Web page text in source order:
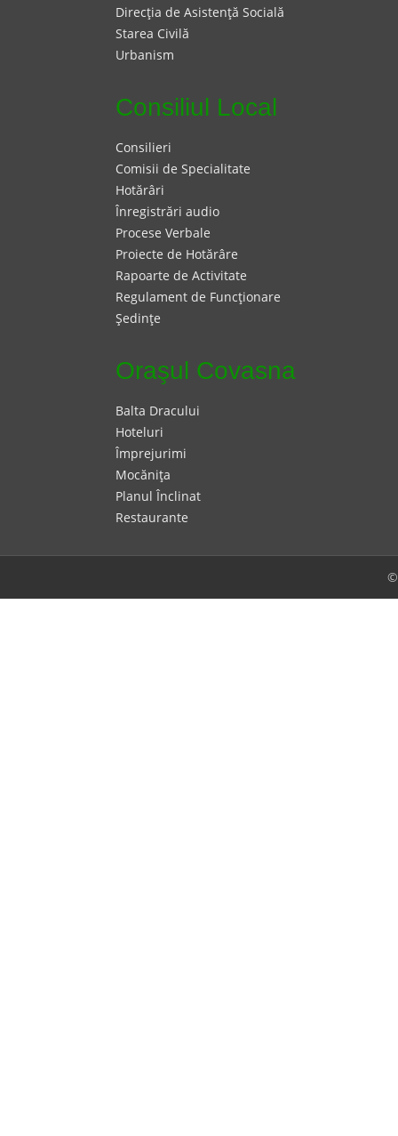
Direcţia de Asistenţă Socială
Starea Civilă
Urbanism
Consiliul Local
Consilieri
Comisii de Specialitate
Hotărâri
Înregistrări audio
Procese Verbale
Proiecte de Hotărâre
Rapoarte de Activitate
Regulament de Funcţionare
Şedinţe
Oraşul Covasna
Balta Dracului
Hoteluri
Împrejurimi
Mocăniţa
Planul Înclinat
Restaurante